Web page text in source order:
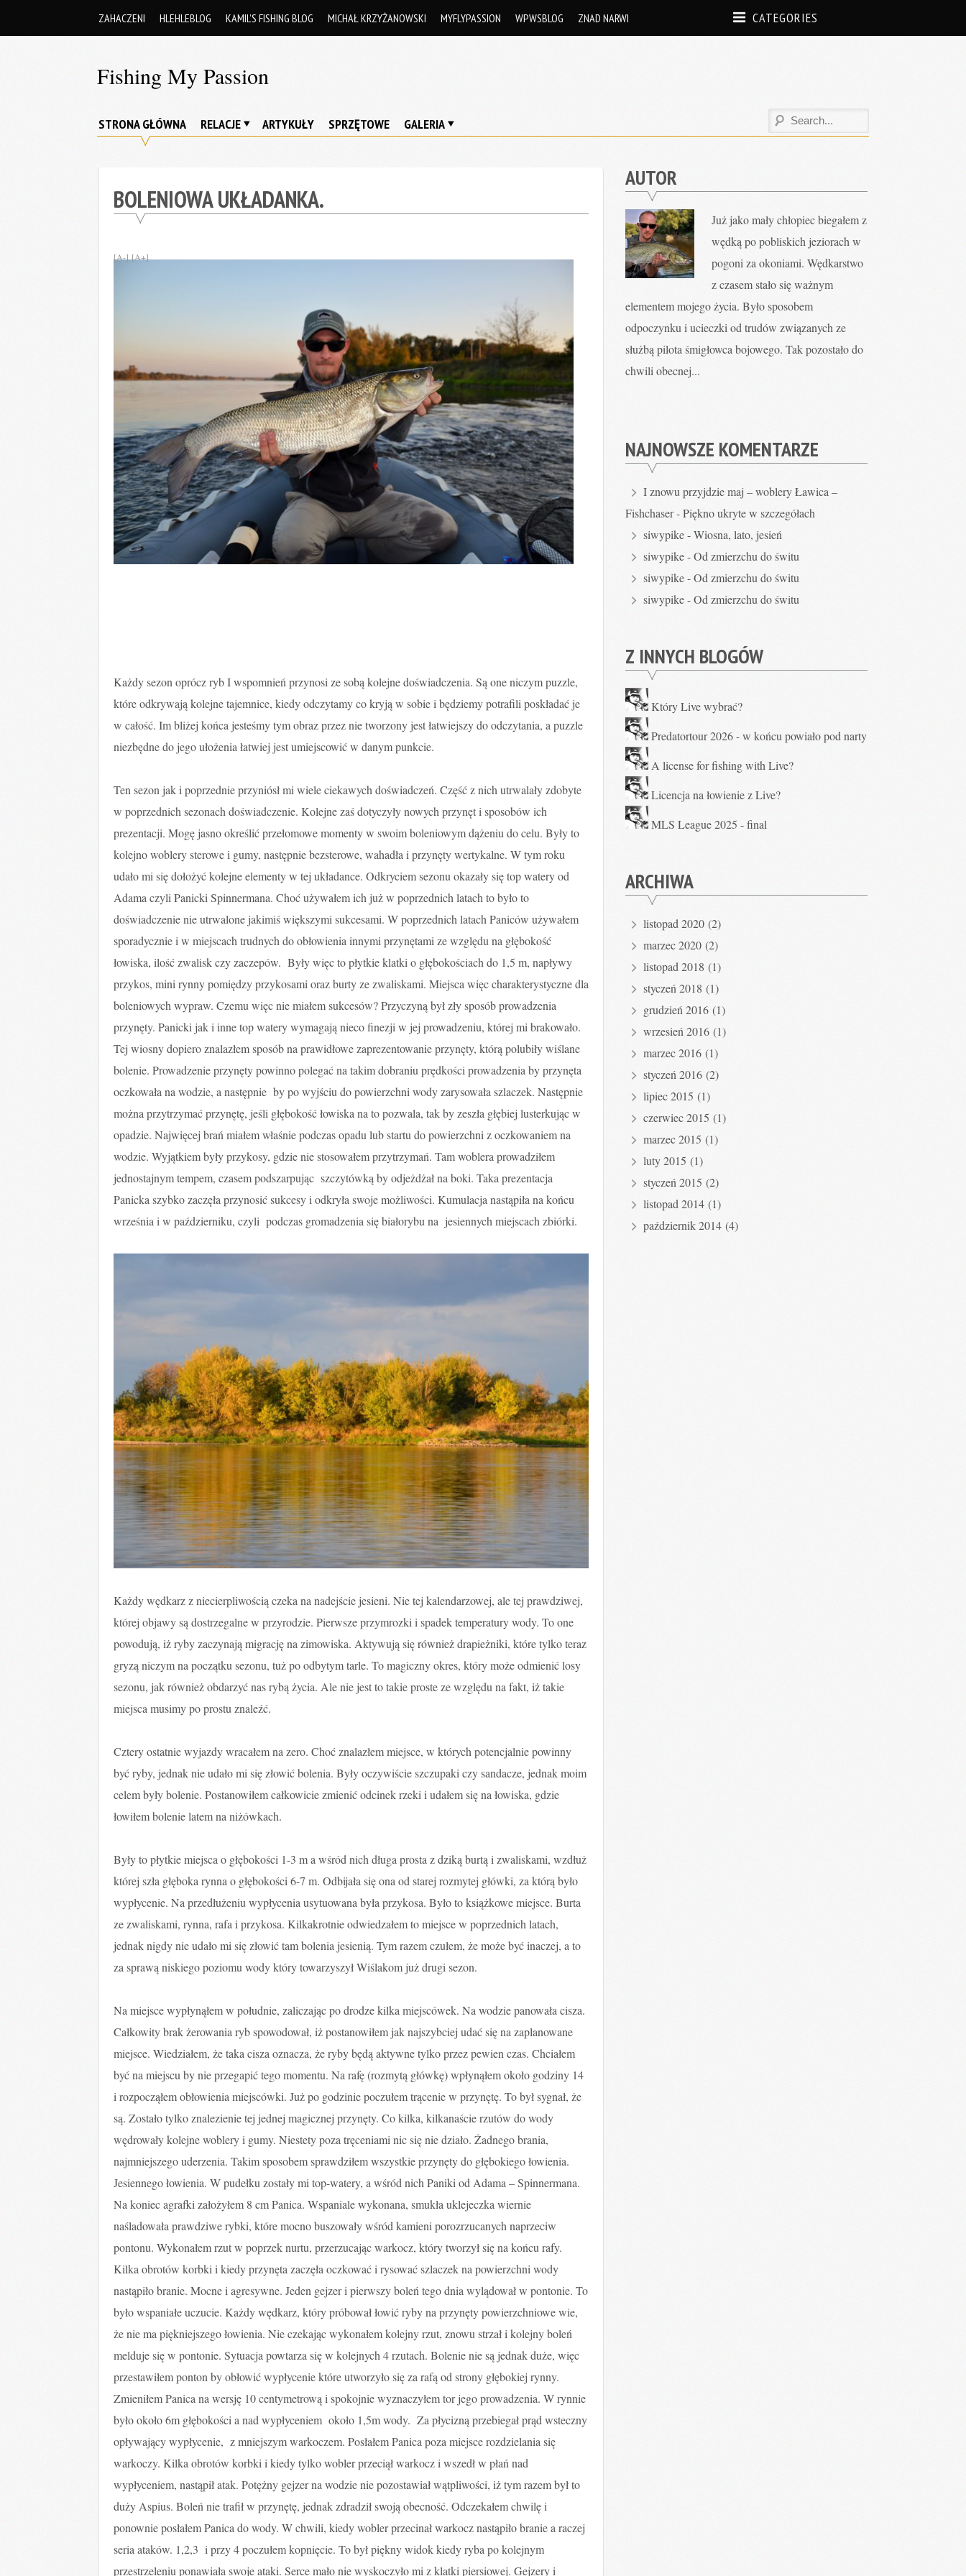
ZAHACZENI HLEHLEBLOG KAMIL’S FISHING BLOG MICHAŁ KRZYŻANOWSKI MYFLYPASSION WPWSBLOG ZNAD NARWI CATEGORIES
Fishing My Passion
blog
STRONA GŁÓWNA RELACJE ARTYKUŁY SPRZĘTOWE GALERIA
BOLENIOWA UKŁADANKA.
[A-] [A+]
Każdy sezon oprócz ryb I wspomnień przynosi ze sobą kolejne doświadczenia. Są one niczym puzzle,
które odkrywają kolejne tajemnice, kiedy odczytamy co kryją w sobie i będziemy potrafili poskładać je
w całość. Im bliżej końca jesteśmy tym obraz przez nie tworzony jest łatwiejszy do odczytania, a puzzle
niezbędne do jego ułożenia łatwiej jest umiejscowić w danym punkcie.
Ten sezon jak i poprzednie przyniósł mi wiele ciekawych doświadczeń. Część z nich utrwalały zdobyte
w poprzednich sezonach doświadczenie. Kolejne zaś dotyczyły nowych przynęt i sposobów ich
prezentacji. Mogę jasno określić przełomowe momenty w swoim boleniowym dążeniu do celu. Były to
kolejno woblery sterowe i gumy, następnie bezsterowe, wahadła i przynęty wertykalne. W tym roku
udało mi się dołożyć kolejne elementy w tej układance. Odkryciem sezonu okazały się top watery od
Adama czyli Panicki Spinnermana. Choć używałem ich już w poprzednich latach to było to
doświadczenie nie utrwalone jakimiś większymi sukcesami. W poprzednich latach Paniców używałem
sporadycznie i w miejscach trudnych do obłowienia innymi przynętami ze względu na głębokość
łowiska, ilość zwalisk czy zaczepów. Były więc to płytkie klatki o głębokościach do 1,5 m, napływy
przykos, mini rynny pomiędzy przykosami oraz burty ze zwaliskami. Miejsca więc charakterystyczne dla
boleniowych wypraw. Czemu więc nie miałem sukcesów? Przyczyną był zły sposób prowadzenia
przynęty. Panicki jak i inne top watery wymagają nieco finezji w jej prowadzeniu, której mi brakowało.
Tej wiosny dopiero znalazłem sposób na prawidłowe zaprezentowanie przynęty, którą polubiły wiślane
bolenie. Prowadzenie przynęty powinno polegać na takim dobraniu prędkości prowadzenia by przynęta
oczkowała na wodzie, a następnie by po wyjściu do powierzchni wody zarysowała szlaczek. Następnie
można przytrzymać przynętę, jeśli głębokość łowiska na to pozwala, tak by zeszła głębiej lusterkując w
opadzie. Najwięcej brań miałem właśnie podczas opadu lub startu do powierzchni z oczkowaniem na
wodzie. Wyjątkiem były przykosy, gdzie nie stosowałem przytrzymań. Tam woblera prowadziłem
jednostajnym tempem, czasem podszarpując szczytówką by odjeżdżał na boki. Taka prezentacja
Panicka szybko zaczęła przynosić sukcesy i odkryła swoje możliwości. Kumulacja nastąpiła na końcu
września i w październiku, czyli podczas gromadzenia się białorybu na jesiennych miejscach zbiórki.
Każdy wędkarz z niecierpliwością czeka na nadejście jesieni. Nie tej kalendarzowej, ale tej prawdziwej,
której objawy są dostrzegalne w przyrodzie. Pierwsze przymrozki i spadek temperatury wody. To one
powodują, iż ryby zaczynają migrację na zimowiska. Aktywują się również drapieżniki, które tylko teraz
gryzą niczym na początku sezonu, tuż po odbytym tarle. To magiczny okres, który może odmienić losy
sezonu, jak również obdarzyć nas rybą życia. Ale nie jest to takie proste ze względu na fakt, iż takie
miejsca musimy po prostu znaleźć.
Cztery ostatnie wyjazdy wracałem na zero. Choć znalazłem miejsce, w których potencjalnie powinny
być ryby, jednak nie udało mi się złowić bolenia. Były oczywiście szczupaki czy sandacze, jednak moim
celem były bolenie. Postanowiłem całkowicie zmienić odcinek rzeki i udałem się na łowiska, gdzie
łowiłem bolenie latem na niżówkach.
Były to płytkie miejsca o głębokości 1-3 m a wśród nich długa prosta z dziką burtą i zwaliskami, wzdłuż
której szła głęboka rynna o głębokości 6-7 m. Odbijała się ona od starej rozmytej główki, za którą było
wypłycenie. Na przedłużeniu wypłycenia usytuowana była przykosa. Było to książkowe miejsce. Burta
ze zwaliskami, rynna, rafa i przykosa. Kilkakrotnie odwiedzałem to miejsce w poprzednich latach,
jednak nigdy nie udało mi się złowić tam bolenia jesienią. Tym razem czułem, że może być inaczej, a to
za sprawą niskiego poziomu wody który towarzyszył Wiślakom już drugi sezon.
Na miejsce wypłynąłem w południe, zaliczając po drodze kilka miejscówek. Na wodzie panowała cisza.
Całkowity brak żerowania ryb spowodował, iż postanowiłem jak najszybciej udać się na zaplanowane
miejsce. Wiedziałem, że taka cisza oznacza, że ryby będą aktywne tylko przez pewien czas. Chciałem
być na miejscu by nie przegapić tego momentu. Na rafę (rozmytą główkę) wpłynąłem około godziny 14
i rozpocząłem obłowienia miejscówki. Już po godzinie poczułem trącenie w przynętę. To był sygnał, że
są. Zostało tylko znalezienie tej jednej magicznej przynęty. Co kilka, kilkanaście rzutów do wody
wędrowały kolejne woblery i gumy. Niestety poza tręceniami nic się nie działo. Żadnego brania,
najmniejszego uderzenia. Takim sposobem sprawdziłem wszystkie przynęty do głębokiego łowienia.
Jesiennego łowienia. W pudełku zostały mi top-watery, a wśród nich Paniki od Adama – Spinnermana.
Na koniec agrafki założyłem 8 cm Panica. Wspaniale wykonana, smukła uklejeczka wiernie
naśladowała prawdziwe rybki, które mocno buszowały wśród kamieni porozrzucanych naprzeciw
pontonu. Wykonałem rzut w poprzek nurtu, przerzucając warkocz, który tworzył się na końcu rafy.
Kilka obrotów korbki i kiedy przynęta zaczęła oczkować i rysować szlaczek na powierzchni wody
nastąpiło branie. Mocne i agresywne. Jeden gejzer i pierwszy boleń tego dnia wylądował w pontonie. To
było wspaniałe uczucie. Każdy wędkarz, który próbował łowić ryby na przynęty powierzchniowe wie,
że nie ma piękniejszego łowienia. Nie czekając wykonałem kolejny rzut, znowu strzał i kolejny boleń
melduje się w pontonie. Sytuacja powtarza się w kolejnych 4 rzutach. Bolenie nie są jednak duże, więc
przestawiłem ponton by obłowić wypłycenie które utworzyło się za rafą od strony głębokiej rynny.
Zmieniłem Panica na wersję 10 centymetrową i spokojnie wyznaczyłem tor jego prowadzenia. W rynnie
było około 6m głębokości a nad wypłyceniem około 1,5m wody. Za płycizną przebiegał prąd wsteczny
opływający wypłycenie, z mniejszym warkoczem. Posłałem Panica poza miejsce rozdzielania się
warkoczy. Kilka obrotów korbki i kiedy tylko wobler przeciął warkocz i wszedł w płań nad
wypłyceniem, nastąpił atak. Potężny gejzer na wodzie nie pozostawiał wątpliwości, iż tym razem był to
duży Aspius. Boleń nie trafił w przynętę, jednak zdradził swoją obecność. Odczekałem chwilę i
ponownie posłałem Panica do wody. W chwili, kiedy wobler przecinał warkocz nastąpiło branie a raczej
seria ataków. 1,2,3 i przy 4 poczułem kopnięcie. To był piękny widok kiedy ryba po kolejnym
przestrzeleniu ponawiała swoje ataki. Serce mało nie wyskoczyło mi z klatki piersiowej. Gejzery i
AUTOR
Już jako mały chłopiec biegałem z
wędką po pobliskich jeziorach w
pogoni za okoniami. Wędkarstwo
z czasem stało się ważnym
elementem mojego życia. Było sposobem
odpoczynku i ucieczki od trudów związanych ze
służbą pilota śmigłowca bojowego. Tak pozostało do
chwili obecnej...
NAJNOWSZE KOMENTARZE
I znowu przyjdzie maj – woblery Ławica –
Fishchaser-Piękno ukryte w szczegółach
siwypike-Wiosna, lato, jesień
siwypike-Od zmierzchu do świtu
siwypike-Od zmierzchu do świtu
siwypike-Od zmierzchu do świtu
Z INNYCH BLOGÓW
Który Live wybrać?
Predatortour 2026 - w końcu powiało pod narty
A license for fishing with Live?
Licencja na łowienie z Live?
MLS League 2025 - final
ARCHIWA
listopad 2020(2)
marzec 2020(2)
listopad 2018 (1)
styczeń 2018 (1)
grudzień 2016(1)
wrzesień 2016(1)
marzec 2016(1)
styczeń 2016(2)
lipiec 2015 (1)
czerwiec 2015 (1)
marzec 2015 (1)
luty 2015 (1)
styczeń 2015 (2)
listopad 2014(1)
październik 2014(4)